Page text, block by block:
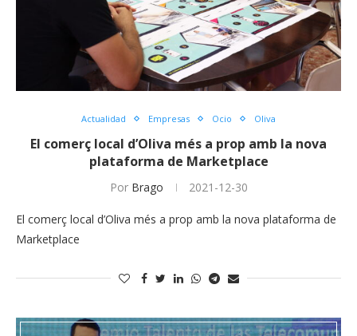
Actualidad Empresas Ocio Oliva
El comerç local d’Oliva més a prop amb la nova
plataforma de Marketplace
Por Brago 2021-12-30
El comerç local d’Oliva més a prop amb la nova plataforma de
Marketplace